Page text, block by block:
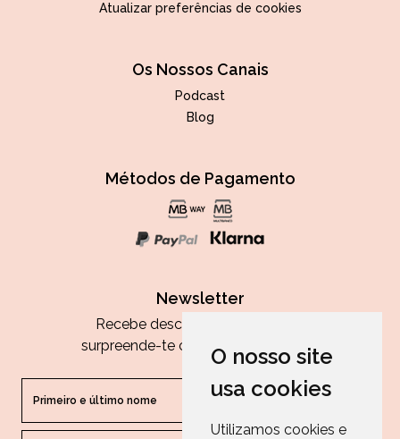
O nosso site
usa cookies
Utilizamos cookies e
Atualizar preferências de cookies
Os Nossos Canais
Podcast
Blog
Métodos de Pagamento
Newsletter
Recebe descontos exclusivos e
surpreende-te com as nossas dicas.